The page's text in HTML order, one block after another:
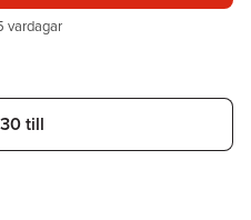
vardagar
till